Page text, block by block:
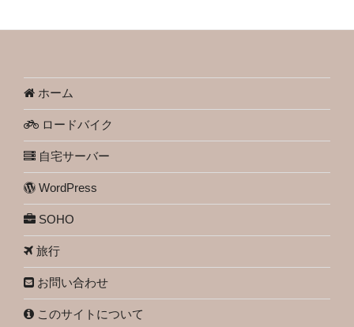
ホーム
ロードバイク
自宅サーバー
WordPress
SOHO
旅行
お問い合わせ
このサイトについて